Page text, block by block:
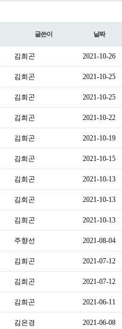
글쓴이 날짜
김희곤 2021-10-26
김희곤 2021-10-25
김희곤 2021-10-25
김희곤 2021-10-22
김희곤 2021-10-19
김희곤 2021-10-15
김희곤 2021-10-13
김희곤 2021-10-13
김희곤 2021-10-13
주향선 2021-08-04
김희곤 2021-07-12
김희곤 2021-07-12
김희곤 2021-06-11
김은경 2021-06-08